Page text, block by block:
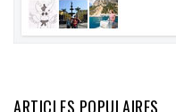
ARTICLES POPULAIRES